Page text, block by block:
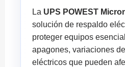
La UPS POWEST
solución de respaldo
proteger equipos
apagones, variaciones
eléctricos que pueden